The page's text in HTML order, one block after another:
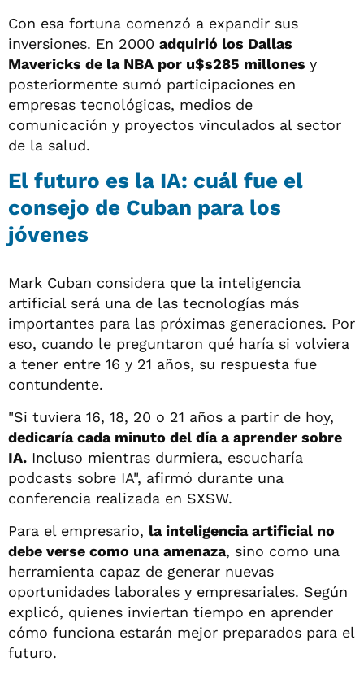
Con esa fortuna comenzó a expandir sus
inversiones. En 2000 adquirió los Dallas
Mavericks de la NBA por u$s285 millones y
posteriormente sumó participaciones en
empresas tecnológicas, medios de
comunicación y proyectos vinculados al sector
de la salud.
El futuro es la IA: cuál fue el
consejo de Cuban para los
jóvenes
Mark Cuban considera que la inteligencia
artificial será una de las tecnologías más
importantes para las próximas generaciones. Por
eso, cuando le preguntaron qué haría si volviera
a tener entre 16 y 21 años, su respuesta fue
contundente.
"Si tuviera 16, 18, 20 o 21 años a partir de hoy,
dedicaría cada minuto del día a aprender sobre
IA. Incluso mientras durmiera, escucharía
podcasts sobre IA", afirmó durante una
conferencia realizada en SXSW.
Para el empresario, la inteligencia artificial no
debe verse como una amenaza, sino como una
herramienta capaz de generar nuevas
oportunidades laborales y empresariales. Según
explicó, quienes inviertan tiempo en aprender
cómo funciona estarán mejor preparados para el
futuro.